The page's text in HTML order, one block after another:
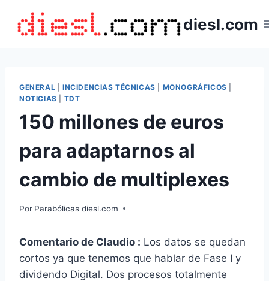
contenido
diesl.com
GENERAL INCIDENCIAS TÉCNICAS MONOGRÁFICOS
NOTICIAS
TDT
150 millones de euros
para adaptarnos al
cambio de multiplexes
Por Parabólicas diesl.com
Comentario de Claudio : Los datos se quedan
cortos ya que tenemos que hablar de Fase I y
dividendo Digital. Dos procesos totalmente